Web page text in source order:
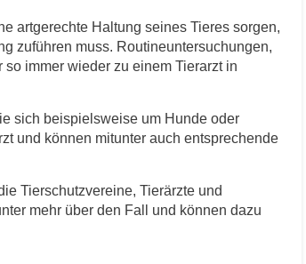
artgerechte Haltung seines Tieres sorgen,
zuführen muss. Routineuntersuchungen,
immer wieder zu einem Tierarzt in
sich beispielsweise um Hunde oder
und können mitunter auch entsprechende
Tierschutzvereine, Tierärzte und
mehr über den Fall und können dazu